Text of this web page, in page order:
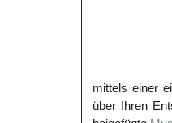
mittels einer
über Ihren